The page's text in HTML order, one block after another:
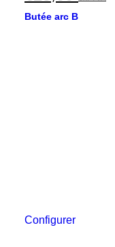
Butée arc B
Configurer